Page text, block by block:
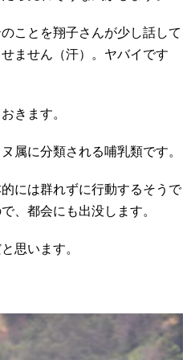
ことを翔子さんが少し話して
ません（汗）。ヤバイです
きます。
属に分類される哺乳類です。
には群れずに行動するそうで
、都会にも出没します。
思います。